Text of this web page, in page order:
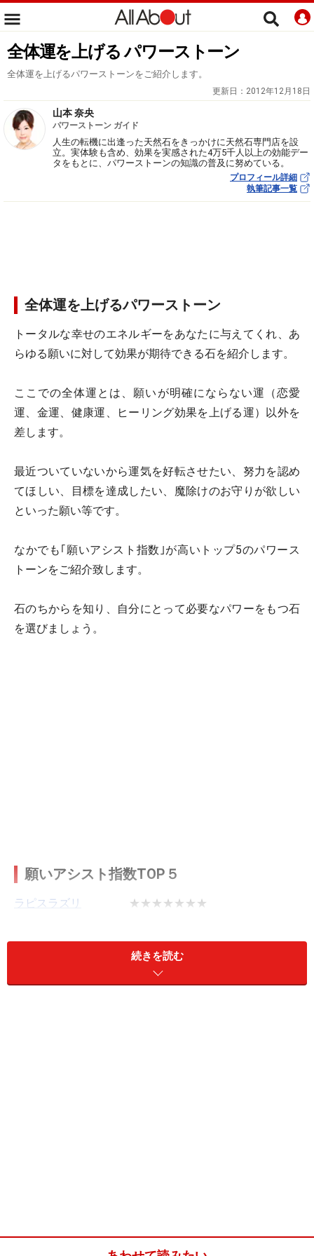
全体運を上げる パワーストーン
全体運を上げるパワーストーンをご紹介します。
更新日： 2012年12月18日
山本 奈央
パワーストーン ガイド
人生の転機に出逢った天然石をきっかけに天然石専門店を設
立。実体験も含め、効果を実感された4万5千人以上の効能デー
タをもとに、パワーストーンの知識の普及に努めている。
プロフィール詳細
執筆記事一覧
全体運を上げるパワーストーン
トータルな幸せのエネルギーをあなたに与えてくれ、あ
らゆる願いに対して効果が期待できる石を紹介します。
ここでの全体運とは、願いが明確にならない運（恋愛
運、金運、健康運、ヒーリング効果を上げる運）以外を
差します。
最近ついていないから運気を好転させたい、努力を認め
てほしい、目標を達成したい、魔除けのお守りが欲しい
といった願い等です。
なかでも｢願いアシスト指数｣が高いトップ5のパワース
トーンをご紹介致します。
石のちからを知り、自分にとって必要なパワーをもつ石
を選びましょう。
願いアシスト指数TOP５
ラピスラズリ
★★★★★★★
オニキス★★★★★★
★★★★★
ベリル★★★★
続きを読む